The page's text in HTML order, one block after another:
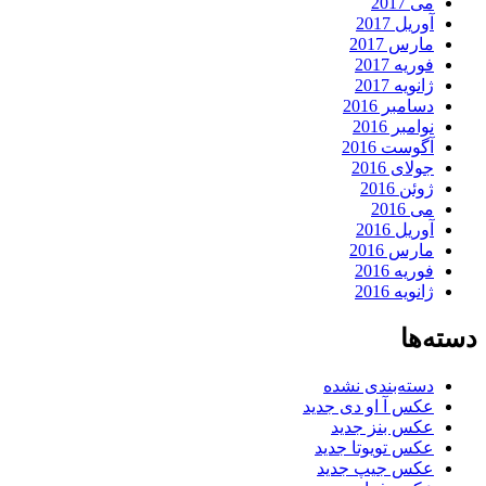
آوریل 2017
مارس 2017
فوریه 2017
ژانویه 2017
دسامبر 2016
نوامبر 2016
آگوست 2016
جولای 2016
ژوئن 2016
می 2016
آوریل 2016
مارس 2016
فوریه 2016
ژانویه 2016
دسته‌ها
دسته‌بندی نشده
عکس آ او دی جدید
عکس بنز جدید
عکس تویوتا جدید
عکس جیپ جدید